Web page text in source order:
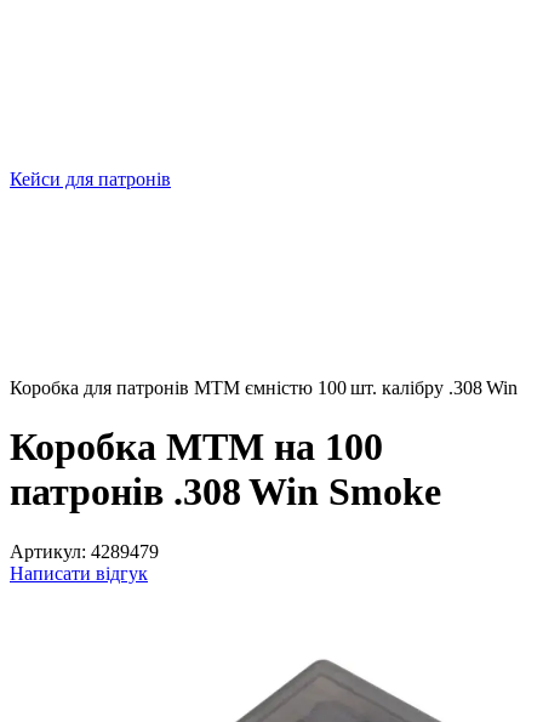
Кейси для патронів
Коробка для патронів MTM ємністю 100 шт. калібру .308 Win
Коробка MTM на 100
патронів .308 Win Smoke
Артикул: 4289479
Написати відгук